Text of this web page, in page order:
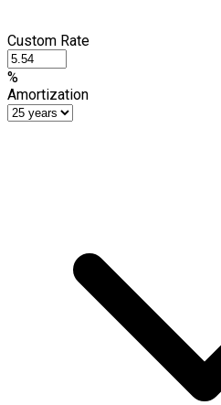
Custom Rate
%
Amortization